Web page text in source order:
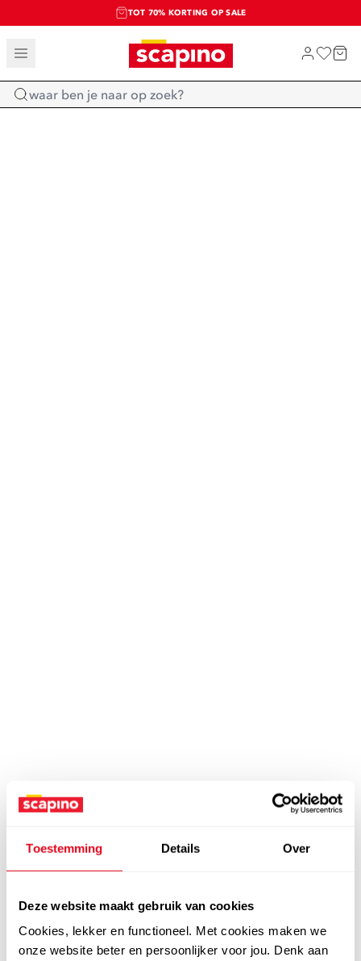
Toestemming Details Over
Deze website maakt gebruik van cookies
Cookies, lekker en functioneel. Met cookies maken we
onze website beter en persoonlijker voor jou. Denk aan
TOT 70% KORTING OP SALE
SALE: LAATSTE KANS!
SHOP NIEUW
Home